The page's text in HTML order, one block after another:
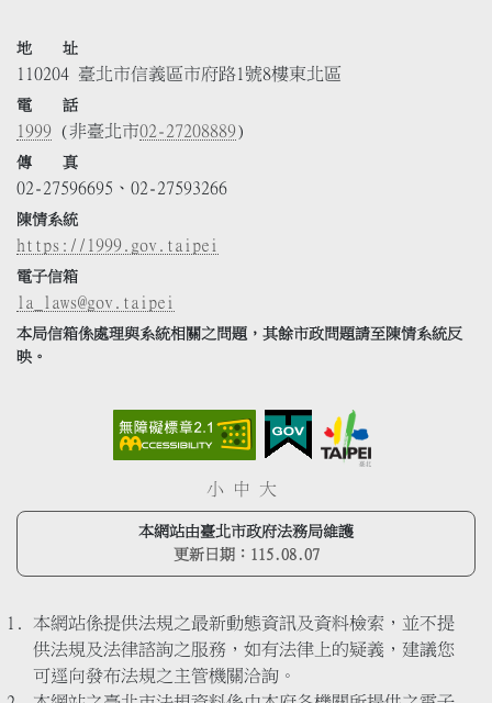
地 址
110204 臺北市信義區市府路1號8樓東北區
電 話
1999 (非臺北市02-27208889)
傳 真
02-27596695、02-27593266
陳情系統
https://1999.gov.taipei
電子信箱
la_laws@gov.taipei
本局信箱係處理與系統相關之問題，其餘市政問題請至陳情系統反
映。
小 中 大
本網站由臺北市政府法務局維護
更新日期： 115.08.07
本網站係提供法規之最新動態資訊及資料檢索，並不提
供法規及法律諮詢之服務，如有法律上的疑義，建議您
可逕向發布法規之主管機關洽詢。